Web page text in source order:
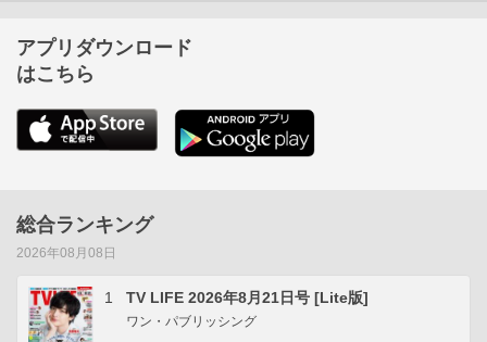
アプリダウンロード
はこちら
総合ランキング
2026年08月08日
1 TV LIFE 2026年8月21日号 [Lite版]
ワン・パブリッシング